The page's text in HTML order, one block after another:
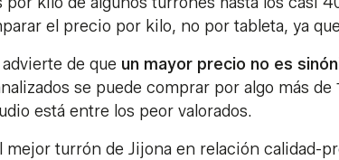
el precio por kilo, no por tableta, ya
de que un mayor precio no es
se puede comprar por algo más
está entre los peor valorados.
mejor turrón de Jijona en relación calidad-